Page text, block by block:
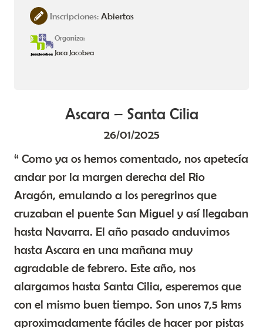
Inscripciones: Abiertas
Organiza:
Jaca Jacobea
Ascara – Santa Cilia
26/01/2025
“ Como ya os hemos comentado, nos apetecía
andar por la margen derecha del Rio
Aragón, emulando a los peregrinos que
cruzaban el puente San Miguel y así llegaban
hasta Navarra. El año pasado anduvimos
hasta Ascara en una mañana muy
agradable de febrero. Este año, nos
alargamos hasta Santa Cilia, esperemos que
con el mismo buen tiempo. Son unos 7,5 kms
aproximadamente fáciles de hacer por pistas